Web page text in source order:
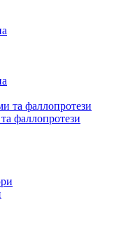
фаллопротези